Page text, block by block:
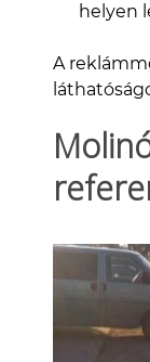
helyen
A